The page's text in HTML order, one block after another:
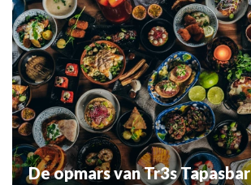
De opmars van Tr3s Tapasbar